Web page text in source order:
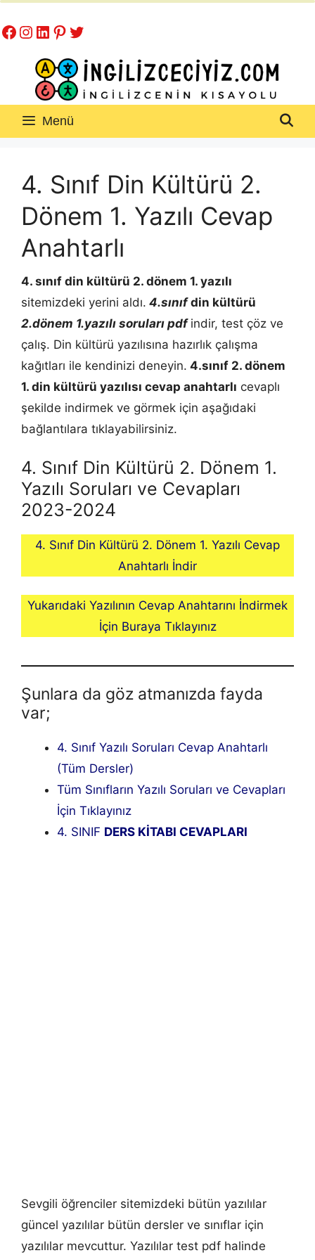
atla
Facebook
Instagram
LinkedIn
Pinterest
Twitter
Menü
4. Sınıf Din Kültürü 2.
Dönem 1. Yazılı Cevap
Anahtarlı
4. sınıf din kültürü 2. dönem 1. yazılı
sitemizdeki yerini aldı. 4.sınıfdin kültürü
2.dönem 1.yazılı soruları pdf indir, test çöz ve
çalış. Din kültürü yazılısına hazırlık çalışma
kağıtları ile kendinizi deneyin. 4.sınıf 2. dönem
1. din kültürü yazılısı cevap anahtarlı cevaplı
şekilde indirmek ve görmek için aşağıdaki
bağlantılara tıklayabilirsiniz.
4. Sınıf Din Kültürü 2. Dönem 1.
Yazılı Soruları ve Cevapları
2023-2024
4. Sınıf Din Kültürü 2. Dönem 1. Yazılı Cevap
Anahtarlı İndir
Yukarıdaki Yazılının Cevap Anahtarını İndirmek
İçin Buraya Tıklayınız
Şunlara da göz atmanızda fayda
var;
4. Sınıf Yazılı Soruları Cevap Anahtarlı
(Tüm Dersler)
Tüm Sınıfların Yazılı Soruları ve Cevapları
İçin Tıklayınız
4. SINIF DERS KİTABI CEVAPLARI
Sevgili öğrenciler sitemizdeki bütün yazılılar
güncel yazılılar bütün dersler ve sınıflar için
yazılılar mevcuttur. Yazılılar test pdf halinde